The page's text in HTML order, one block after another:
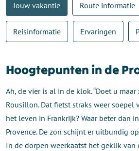
Jouw vakantie Route informatie
Reisinformatie Ervaringen
Hoogtepunten in de
Ah, de vier is al in de klok. “Doet u maar
Rousillon. Dat fietst straks weer soepel
het leven in Frankrijk? Waar beter dan
Provence. De zon schijnt er uitbundig
In de dorpen weerkaatst het geklik van